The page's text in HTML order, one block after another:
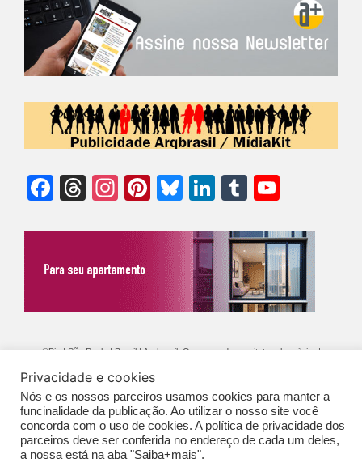
Facebook
Threads
Instagram
Pinterest
Bluesky
LinkedIn
Tumblr
©Biz | São Paulo | Brasil | Arqbrasil: O espaço da arquitetura brasileira |
Expediente|Contato|Newsletter
GERAIS DE PUBLICAÇÃO (CGP)
Privacidade e cookies
Nós e os nossos parceiros usamos cookies para manter a
funcinalidade da publicação. Ao utilizar o nosso site você
concorda com o uso de cookies. A política de privacidade dos
parceiros deve ser conferida no endereço de cada um deles,
a nossa está na aba "Saiba+mais".